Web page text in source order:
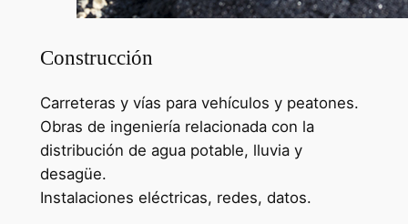
Construcción
Carreteras y vías para vehículos y peatones.
Obras de ingeniería relacionada con la
distribución de agua potable, lluvia y
desagüe.
Instalaciones eléctricas, redes, datos.